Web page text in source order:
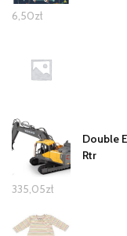
6,50zł
Double
Rtr
335,05zł